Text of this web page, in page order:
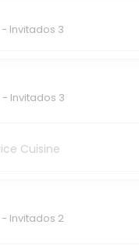
Invitados 3
- Invitados 3
Cuisine
- Invitados 2